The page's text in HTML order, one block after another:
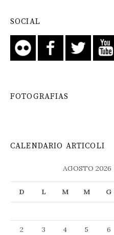
SOCIAL
FOTOGRAFIAS
CALENDARIO ARTICOLI
AGOSTO 2026
D L M M G
2
3 4 5 6